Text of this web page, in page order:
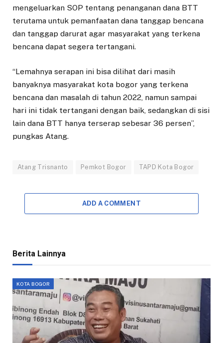
mengeluarkan SOP tentang penanganan dana BTT
terutama untuk pemanfaatan dana tanggap bencana
dan tanggap darurat agar masyarakat yang terkena
bencana dapat segera tertangani.
“Lemahnya serapan ini bisa dilihat dari masih
banyaknya masyarakat kota bogor yang terkena
bencana dan masalah di tahun 2022, namun sampai
hari ini tidak tertangani dengan baik, sedangkan di sisi
lain dana BTT hanya terserap sebesar 36 persen”,
pungkas Atang.
Atang Trisnanto Pemkot Bogor TAPD Kota Bogor
ADD A COMMENT
Berita Lainnya
KOTA BOGOR